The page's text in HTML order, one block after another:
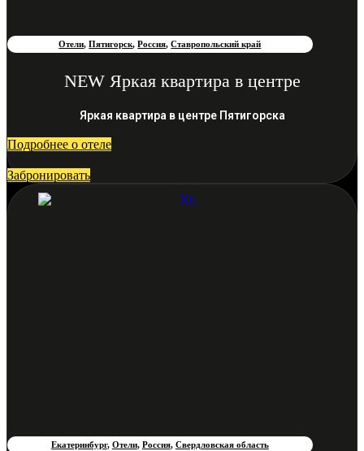
Отели,Пятигорск,Россия,Ставропольский край
NEW Яркая квартира в центре
Яркая квартира в центре Пятигорска
Подробнее о отеле
Забронировать
Екатеринбург, Отели, Россия, Свердловская область